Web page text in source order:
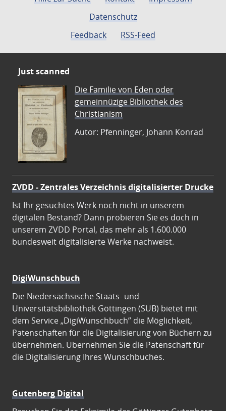
Datenschutz
Feedback
RSS-Feed
Just scanned
Die Familie von Eden oder
gemeinnüzige Bibliothek des
Christianism
Autor: Pfenninger, Johann Konrad
ZVDD - Zentrales Verzeichnis digitalisierter Drucke
Ist Ihr gesuchtes Werk noch nicht in unserem
digitalen Bestand? Dann probieren Sie es doch in
unserem ZVDD Portal, das mehr als 1.600.000
bundesweit digitalisierte Werke nachweist.
DigiWunschbuch
Die Niedersächsische Staats- und
Universitätsbibliothek Göttingen (SUB) bietet mit
dem Service „DigiWunschbuch” die Möglichkeit,
Patenschaften für die Digitalisierung von Büchern zu
übernehmen. Übernehmen Sie die Patenschaft für
die Digitalisierung Ihres Wunschbuches.
Gutenberg Digital